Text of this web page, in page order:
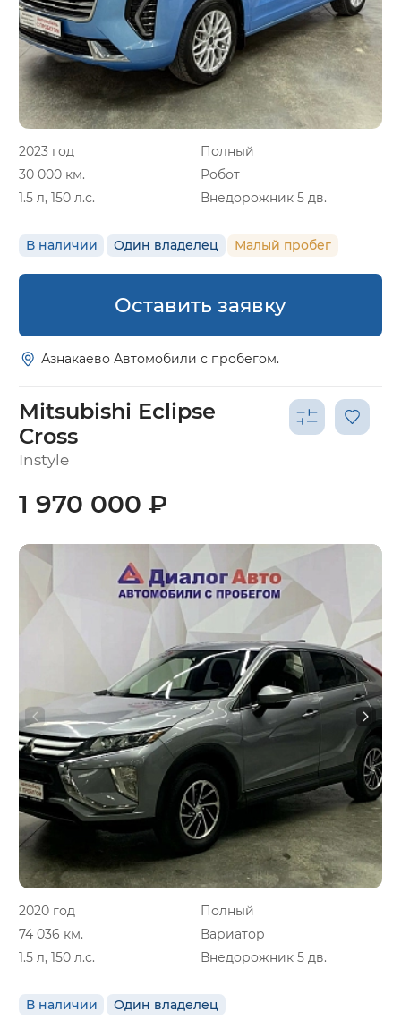
2023 год
Полный
30 000 км.
Робот
1.5 л, 150 л.с.
Внедорожник 5 дв.
В наличии Один владелец Малый пробег
Оставить заявку
Азнакаево Автомобили с пробегом.
Mitsubishi Eclipse
Cross
Instyle
2020 год
Полный
74 036 км.
Вариатор
1.5 л, 150 л.с.
Внедорожник 5 дв.
В наличии Один владелец
1 970 000 ₽